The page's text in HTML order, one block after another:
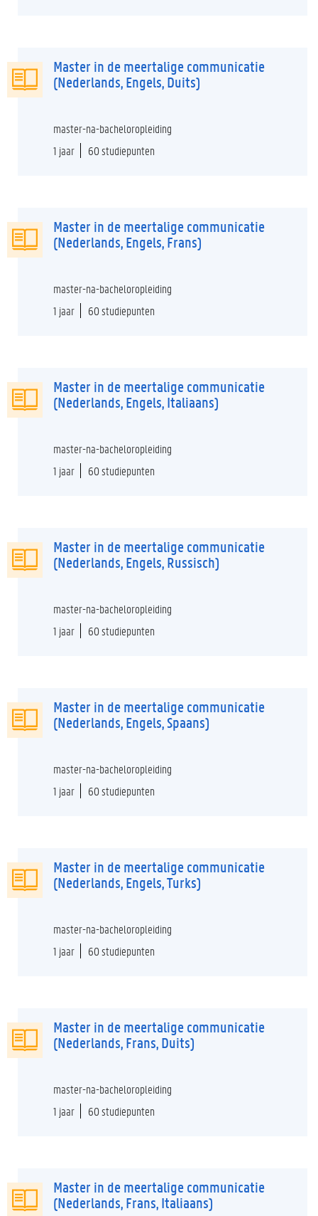
Master in de meertalige communicatie
(Nederlands, Engels, Duits)
master-na-bacheloropleiding
1 jaar
60 studiepunten
Master in de meertalige communicatie
(Nederlands, Engels, Frans)
master-na-bacheloropleiding
1 jaar
60 studiepunten
Master in de meertalige communicatie
(Nederlands, Engels, Italiaans)
master-na-bacheloropleiding
1 jaar
60 studiepunten
Master in de meertalige communicatie
(Nederlands, Engels, Russisch)
master-na-bacheloropleiding
1 jaar
60 studiepunten
Master in de meertalige communicatie
(Nederlands, Engels, Spaans)
master-na-bacheloropleiding
1 jaar
60 studiepunten
Master in de meertalige communicatie
(Nederlands, Engels, Turks)
master-na-bacheloropleiding
1 jaar
60 studiepunten
Master in de meertalige communicatie
(Nederlands, Frans, Duits)
master-na-bacheloropleiding
1 jaar
60 studiepunten
Master in de meertalige communicatie
(Nederlands, Frans, Italiaans)